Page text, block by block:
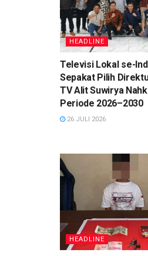
HEADLINE
Televisi Lokal se-
Sepakat Pilih
TV Alit Suwirya
Periode 2026–2030
26 JULI 2026
HEADLINE